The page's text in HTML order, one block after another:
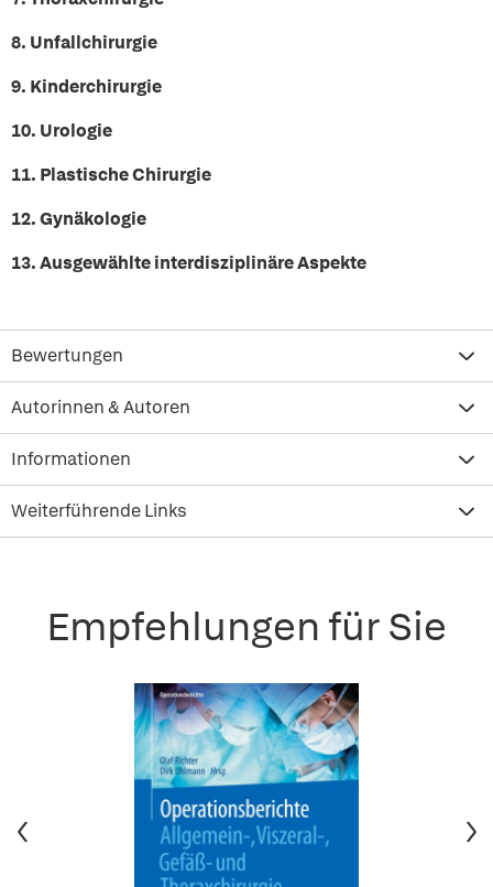
8. Unfallchirurgie
9. Kinderchirurgie
10. Urologie
11. Plastische Chirurgie
12. Gynäkologie
13. Ausgewählte interdisziplinäre Aspekte
Bewertungen
Autorinnen & Autoren
Informationen
Weiterführende Links
Empfehlungen für Sie